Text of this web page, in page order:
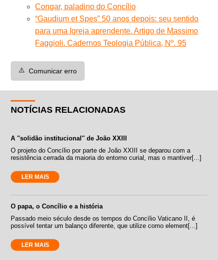
Congar, paladino do Concílio
“Gaudium et Spes” 50 anos depois: seu sentido
para uma Igreja aprendente. Artigo de Massimo
Faggioli. Cadernos Teologia Pública, Nº. 95
⚠️ Comunicar erro
NOTÍCIAS RELACIONADAS
A ''solidão institucional'' de João XXIII
O projeto do Concílio por parte de João XXIII se deparou com a
resistência cerrada da maioria do entorno curial, mas o mantiver[...]
LER MAIS
O papa, o Concílio e a história
Passado meio século desde os tempos do Concílio Vaticano II, é
possível tentar um balanço diferente, que utilize como element[...]
LER MAIS